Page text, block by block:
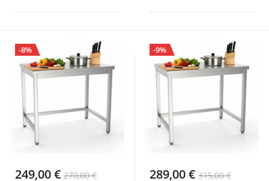
-8%
249,00 € 270,00 €
-9%
289,00 € 315,00 €